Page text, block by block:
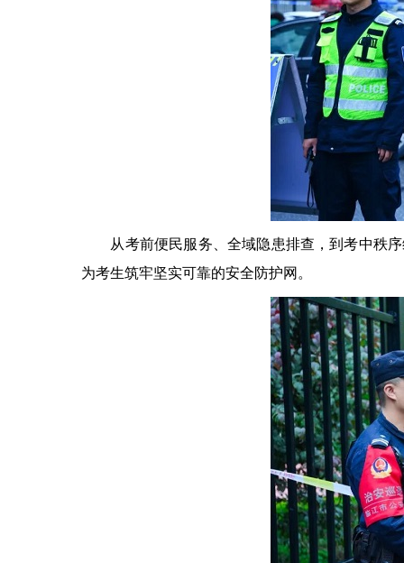
从考前便民服务、全域隐患排查，到考中秩序
为考生筑牢坚实可靠的安全防护网。